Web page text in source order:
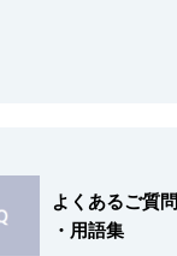
よくあるご質問
・用語集